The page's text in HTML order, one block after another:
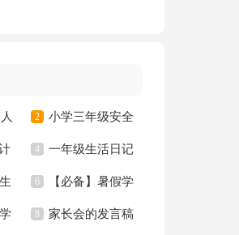
2 小学三年级安全
工作总结
4 一年级生活日记
6 【必备】暑假学
习计划范文合集五篇
8 家长会的发言稿